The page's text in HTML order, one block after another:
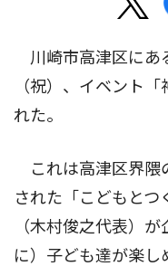
川崎市高津区にあ
（祝）、イベント
れた。
これは高津区界隈
された「こどもとつ
（木村俊之代表）
に）子ども達が楽し